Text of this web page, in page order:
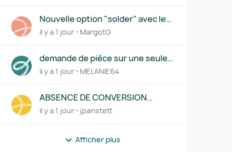
Nouvelle option "solder" avec le
lettrage partiel
il y a 1 jour MargotG
demande de pièce sur une seule
ligne d'une transaction
il y a 1 jour MELANIE64
ABSENCE DE CONVERSION
AUTOMATIQUE D'UN COMPTE EN
DEVISE SUR UNE SAISIE
il y a 1 jour jpanstett
Afficher plus